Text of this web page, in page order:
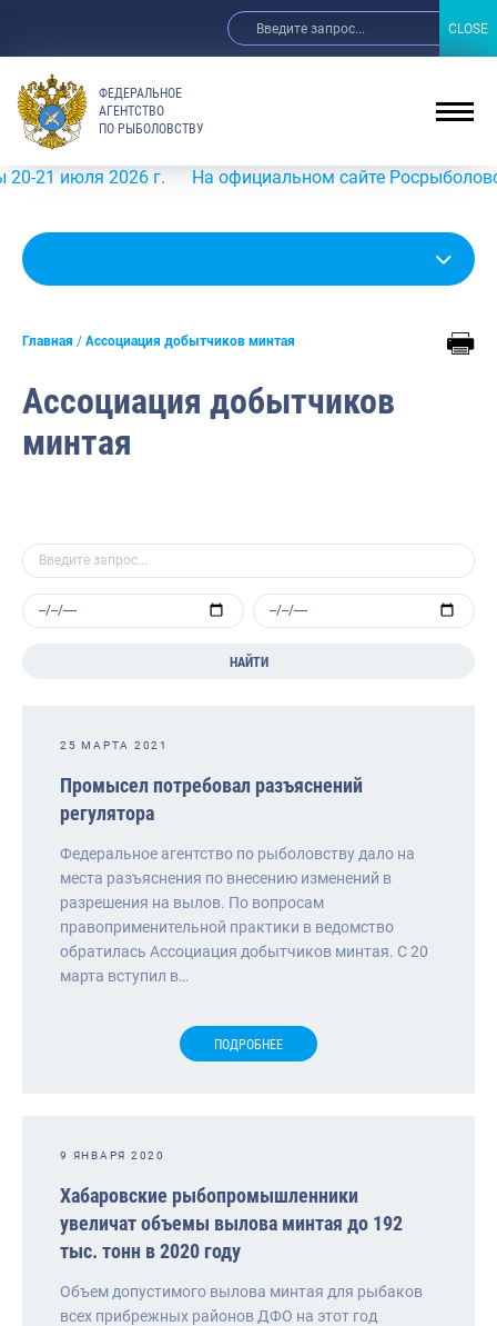
ФЕДЕРАЛЬНОЕ
АГЕНТСТВО
ПО РЫБОЛОВСТВУ
2026 г. На официальном сайте Росрыболовства в
Главная Ассоциация добытчиков минтая
Ассоциация добытчиков
минтая
НАЙТИ
25 МАРТА 2021
Промысел потребовал разъяснений
регулятора
Федеральное агентство по рыболовству дало на
места разъяснения по внесению изменений в
разрешения на вылов. По вопросам
правоприменительной практики в ведомство
обратилась Ассоциация добытчиков минтая. С 20
марта вступил в…
ПОДРОБНЕЕ
9 ЯНВАРЯ 2020
Хабаровские рыбопромышленники
увеличат объемы вылова минтая до 192
тыс. тонн в 2020 году
Объем допустимого вылова минтая для рыбаков
всех прибрежных районов ДФО на этот год
CLOSE
CLOSE